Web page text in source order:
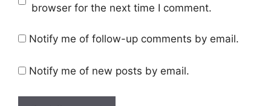
browser for the next time I comment.
Notify me of follow-up comments by email.
Notify me of new posts by email.